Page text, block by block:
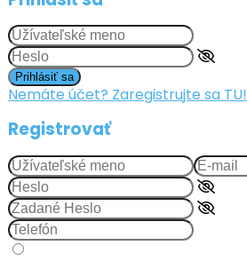
Prihlásiť sa
Nemáte účet? Zaregistrujte sa TU!
Registrovať